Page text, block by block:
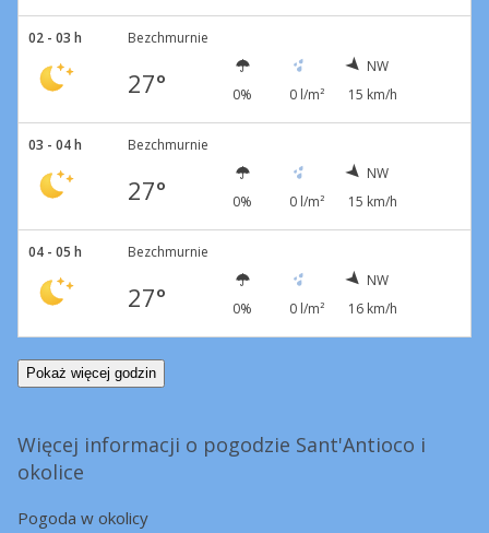
02 - 03 h Bezchmurnie
27° 0% 0 l/m²
NW
15 km/h
03 - 04 h Bezchmurnie
27° 0% 0 l/m²
NW
15 km/h
04 - 05 h Bezchmurnie
27° 0% 0 l/m²
NW
16 km/h
Pokaż więcej godzin
Więcej informacji o pogodzie Sant'Antioco i
okolice
Pogoda w okolicy